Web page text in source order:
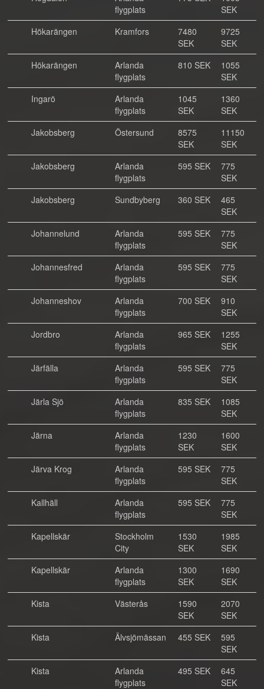
flygplats
SEK
Hökarängen
Kramfors
7480
SEK
9725
SEK
Hökarängen
Arlanda
flygplats
810 SEK
1055
SEK
Ingarö
Arlanda
flygplats
1045
SEK
1360
SEK
Jakobsberg
Östersund
8575
SEK
11150
SEK
Jakobsberg
Arlanda
flygplats
595 SEK
775
SEK
Jakobsberg
Sundbyberg 360 SEK
465
SEK
Johannelund
Arlanda
flygplats
595 SEK
775
SEK
Johannesfred
Arlanda
flygplats
595 SEK
775
SEK
Johanneshov
Arlanda
flygplats
700 SEK
910
SEK
Jordbro
Arlanda
flygplats
965 SEK
1255
SEK
Järfälla
Arlanda
flygplats
595 SEK
775
SEK
Järla Sjö
Arlanda
flygplats
835 SEK
1085
SEK
Järna
Arlanda
flygplats
1230
SEK
1600
SEK
Järva Krog
Arlanda
flygplats
595 SEK
775
SEK
Kallhäll
Arlanda
flygplats
595 SEK
775
SEK
Kapellskär
Stockholm
City
1530
SEK
1985
SEK
Kapellskär
Arlanda
flygplats
1300
SEK
1690
SEK
Kista
Västerås
1590
SEK
2070
SEK
Kista
Älvsjömässan 455 SEK
595
SEK
Kista
Arlanda
flygplats
495 SEK
645
SEK